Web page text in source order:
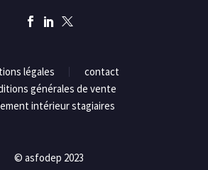
légales
contact
générales de vente
intérieur stagiaires
© asfodep 2023